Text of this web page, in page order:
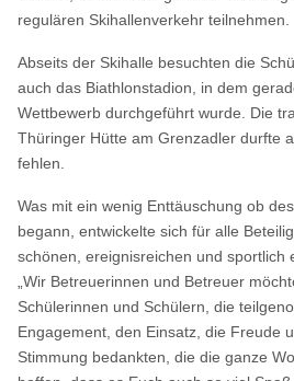
regulären Skihallenverkehr teilnehmen.
Abseits der Skihalle besuchten die
auch das Biathlonstadion, in dem
Wettbewerb durchgeführt wurde. Die
Thüringer Hütte am Grenzadler durfte
fehlen.
Was mit ein wenig Enttäuschung ob
begann, entwickelte sich für alle
schönen, ereignisreichen und sportlich
„Wir Betreuerinnen und Betreuer
Schülerinnen und Schülern, die
Engagement, den Einsatz, die Freude
Stimmung bedankten, die die ganze